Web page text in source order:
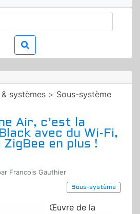
systèmes > Sous-système
Air, c’est la
avec du Wi-Fi,
en plus !
Francois Gauthier
Sous-système
Œuvre de la